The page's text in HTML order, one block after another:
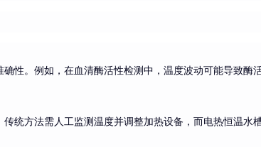
性。例如，在血清酶活性检测中，温度波动可能导致
统方法需人工监测温度并调整加热设备，而电热恒温水